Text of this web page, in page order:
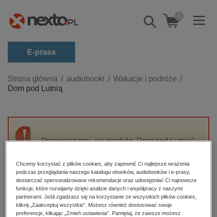
Pokaż/schowaj
wyszukiwarkę
0
E-prasa
Kategorie
Zobacz wszystkie E-prasa
budownictwo, aranżacja wnętrz
darmowe wydania
edukacja
hobby, sport, rozrywka
komputery, internet, technologie, informatyka
Strona główna audiobooki
Wakacje i podróże
Dom pod Lutnią
Przepraszamy, ale produkt „Dom pod Lutnią”
High-contrast mode
Polecane
Chcemy korzystać z plików cookies, aby zapewnić Ci najlepsze wrażenia
podczas przeglądania naszego katalogu ebooków, audiobooków i e-prasy,
dostarczać spersonalizowane rekomendacje oraz udostępniać Ci najnowsze
funkcje, które rozwijamy dzięki analizie danych i współpracy z naszymi
partnerami. Jeśli zgadzasz się na korzystanie ze wszystkich plików cookies,
kliknij „Zaakceptuj wszystkie”. Możesz również dostosować swoje
preferencje, klikając „Zmień ustawienia”. Pamiętaj, że zawsze możesz